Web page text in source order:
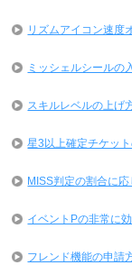
リズムアイコン速度
ミッシェルシールの
スキルレベルの上げ
星3以上確定チケッ
MISS判定の割合に
イベントPの非常に
フレンド機能の申請